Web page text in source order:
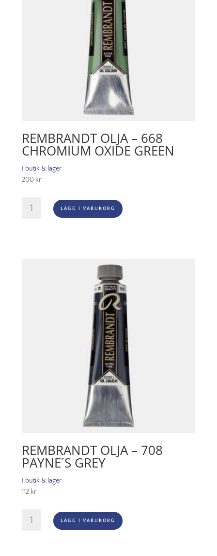
REMBRANDT OLJA – 668
CHROMIUM OXIDE GREEN
I butik & lager
200 kr
Olja
LÄGG I VARUKORG
REMBRANDT OLJA – 708
PAYNE´S GREY
I butik & lager
112 kr
Rembrandt
Olja
LÄGG I VARUKORG